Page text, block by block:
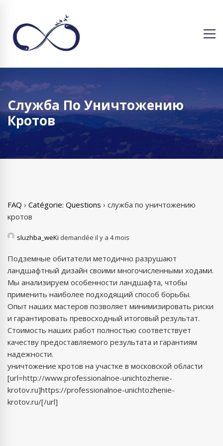
Служба По Уничтожению
Кротов
FAQ › Catégorie: Questions › служба по уничтожению
кротов
sluzhba_weKi demandée il y a 4 mois
Подземные обитатели методично разрушают
ландшафтный дизайн своими многочисленными ходами.
Мы анализируем особенности ландшафта, чтобы
применить наиболее подходящий способ борьбы.
Опыт наших мастеров позволяет минимизировать риски
и гарантировать превосходный итоговый результат.
Стоимость наших работ полностью соответствует
качеству предоставляемого результата и гарантиям
надежности.
уничтожение кротов на участке в московской области
[url=http://www.professionalnoe-unichtozhenie-
krotov.ru]https://professionalnoe-unichtozhenie-
krotov.ru/[/url]